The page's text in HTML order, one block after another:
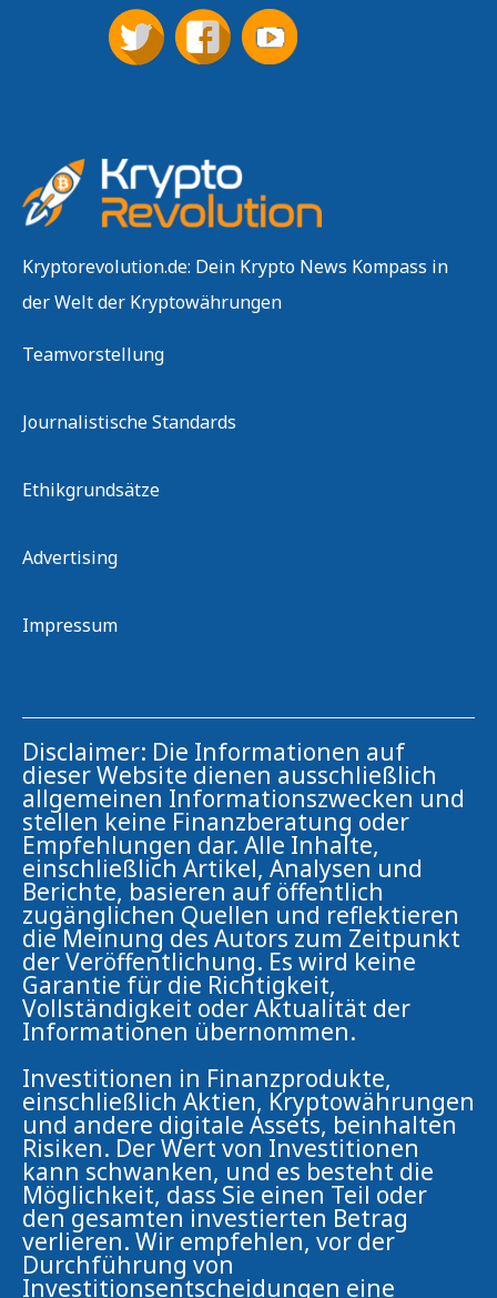
Kryptorevolution.de: Dein Krypto News Kompass in
der Welt der Kryptowährungen
Teamvorstellung
Journalistische Standards
Ethikgrundsätze
Advertising
Impressum
Disclaimer: Die Informationen auf
dieser Website dienen ausschließlich
allgemeinen Informationszwecken und
stellen keine Finanzberatung oder
Empfehlungen dar. Alle Inhalte,
einschließlich Artikel, Analysen und
Berichte, basieren auf öffentlich
zugänglichen Quellen und reflektieren
die Meinung des Autors zum Zeitpunkt
der Veröffentlichung. Es wird keine
Garantie für die Richtigkeit,
Vollständigkeit oder Aktualität der
Informationen übernommen.
Investitionen in Finanzprodukte,
einschließlich Aktien, Kryptowährungen
und andere digitale Assets, beinhalten
Risiken. Der Wert von Investitionen
kann schwanken, und es besteht die
Möglichkeit, dass Sie einen Teil oder
den gesamten investierten Betrag
verlieren. Wir empfehlen, vor der
Durchführung von
Investitionsentscheidungen eine